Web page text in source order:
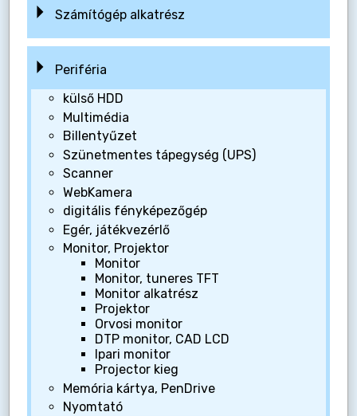
Számítógép alkatrész
Periféria
külső HDD
Multimédia
Billentyűzet
Szünetmentes tápegység (UPS)
Scanner
WebKamera
digitális fényképezőgép
Egér, játékvezérlő
Monitor, Projektor
Monitor
Monitor, tuneres TFT
Monitor alkatrész
Projektor
Orvosi monitor
DTP monitor, CAD LCD
Ipari monitor
Projector kieg
Memória kártya, PenDrive
Nyomtató